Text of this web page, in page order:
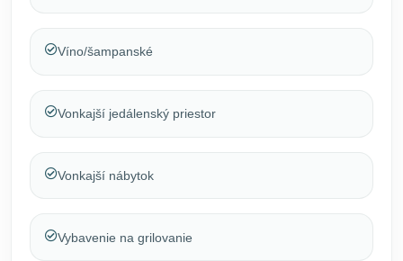
Víno/šampanské
Vonkajší jedálenský priestor
Vonkajší nábytok
Vybavenie na grilovanie